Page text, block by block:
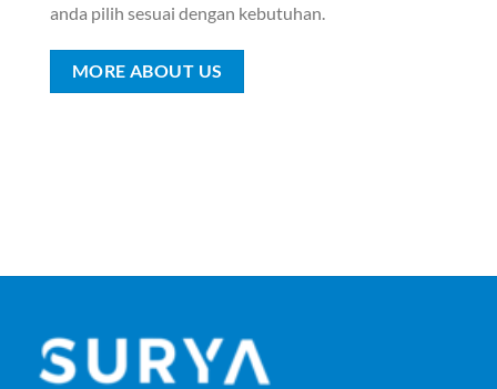
anda pilih sesuai dengan kebutuhan.
MORE ABOUT US